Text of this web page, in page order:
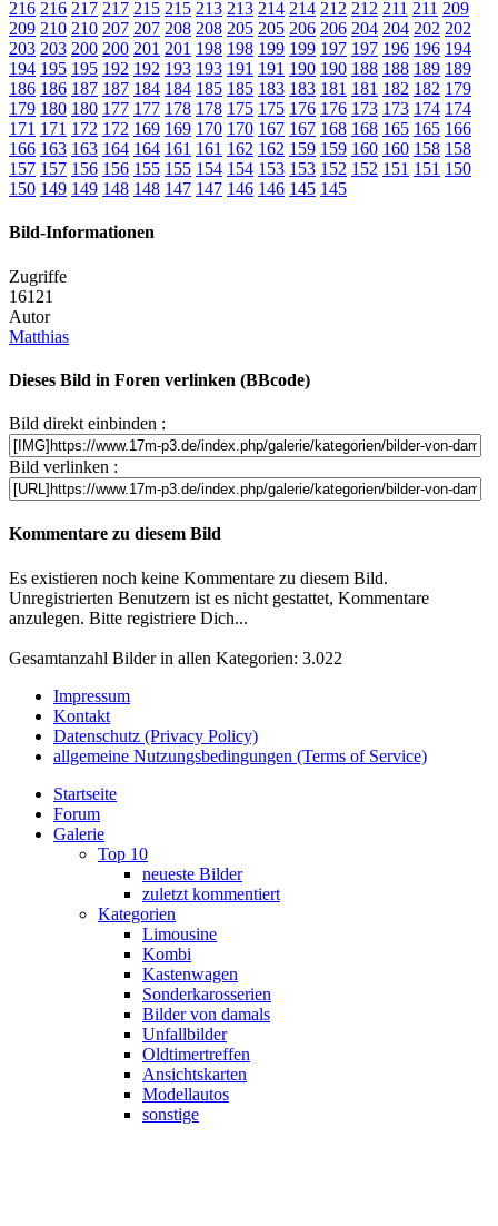
216 216 217 217 215 215 213 213 214 214 212 212 211 211 209
209 210 210 207 207 208 208 205 205 206 206 204 204 202 202
203 203 200 200 201 201 198 198 199 199 197 197 196 196 194
194 195 195 192 192 193 193 191 191 190 190 188 188 189 189
186 186 187 187 184 184 185 185 183 183 181 181 182 182 179
179 180 180 177 177 178 178 175 175 176 176 173 173 174 174
171 171 172 172 169 169 170 170 167 167 168 168 165 165 166
166 163 163 164 164 161 161 162 162 159 159 160 160 158 158
157 157 156 156 155 155 154 154 153 153 152 152 151 151 150
150 149 149 148 148 147 147 146 146 145 145
Bild-Informationen
Zugriffe
16121
Autor
Matthias
Dieses Bild in Foren verlinken (BBcode)
Bild direkt einbinden :
Bild verlinken :
Kommentare zu diesem Bild
Es existieren noch keine Kommentare zu diesem Bild.
Unregistrierten Benutzern ist es nicht gestattet, Kommentare
anzulegen. Bitte registriere Dich...
Gesamtanzahl Bilder in allen Kategorien: 3.022
Impressum
Kontakt
Datenschutz (Privacy Policy)
allgemeine Nutzungsbedingungen (Terms of Service)
Startseite
Forum
Galerie
Top 10
neueste Bilder
zuletzt kommentiert
Kategorien
Limousine
Kombi
Kastenwagen
Sonderkarosserien
Bilder von damals
Unfallbilder
Oldtimertreffen
Ansichtskarten
Modellautos
sonstige